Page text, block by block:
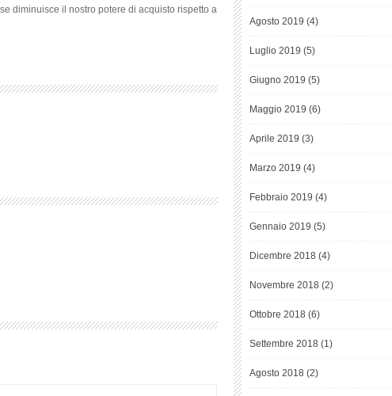
diminuisce il nostro potere di acquisto rispetto a
Agosto 2019 (4)
Luglio 2019 (5)
Giugno 2019 (5)
Maggio 2019 (6)
Aprile 2019 (3)
Marzo 2019 (4)
Febbraio 2019 (4)
Gennaio 2019 (5)
Dicembre 2018 (4)
Novembre 2018 (2)
Ottobre 2018 (6)
Settembre 2018 (1)
Agosto 2018 (2)